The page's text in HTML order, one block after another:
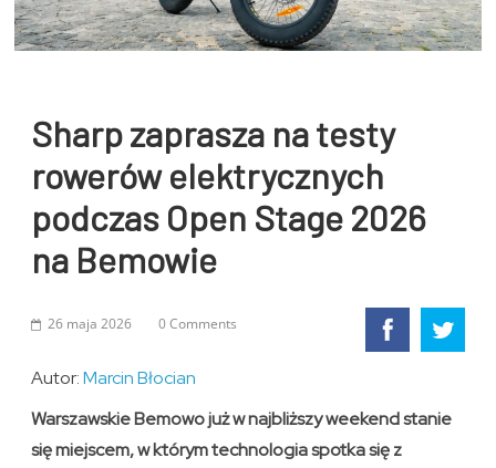
Sharp zaprasza na testy
rowerów elektrycznych
podczas Open Stage 2026
na Bemowie
26 maja 2026 0 Comments
Autor:Marcin Błocian
Warszawskie Bemowo już w najbliższy weekend stanie
się miejscem, w którym technologia spotka się z